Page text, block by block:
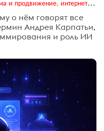
о нём говорят все
Андрея Карпатьи,
и роль ИИ